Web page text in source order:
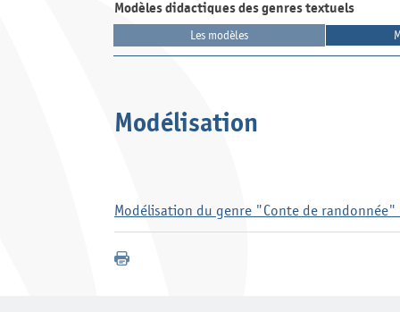
Modèles didactiques des genres textuels
Les modèles
Modélisation
Modélisation du genre "Conte de randonnée"